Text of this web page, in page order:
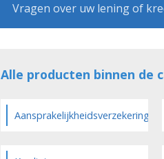
Vragen over uw lening of
Alle producten binnen de
Aansprakelijkheidsverzekering